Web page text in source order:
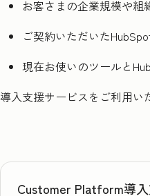
お客さまの企業規模や組
ご契約いただいた
現在お使いのツールと
導入支援サービスをご利用い
Customer Platform導